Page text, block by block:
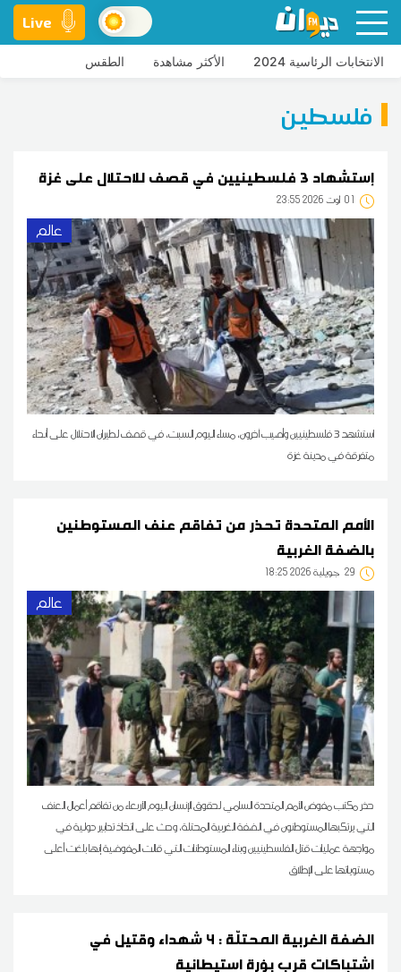
Live
الانتخابات الرئاسية 2024 الأكثر مشاهدة الطقس
فلسطين
إستشهاد 3 فلسطينيين في قصف للاحتلال على غزة
01 23:55 2026 أوت
عالم
استشهد 3 فلسطينيين وأصيب آخرون، مساء اليوم السبت، في قصف لطيران الاحتلال على أنحاء
متفرقة في مدينة غزة
الأمم المتحدة تحذر من تفاقم عنف المستوطنين
بالضفة الغربية
29 18:25 2026 جويلية
عالم
حذر مكتب مفوض الأمم المتحدة السامي لحقوق الإنسان اليوم الأربعاء من تفاقم أعمال العنف
التي يرتكبها المستوطنون في الضفة الغربية المحتلة، وحث على اتخاذ تدابير دولية في
مواجهة عمليات قتل الفلسطينيين وبناء المستوطنات التي قالت المفوضية إنها بلغت أعلى
مستوياتها على الإطلاق
الضفة الغربية المحتلّة : 4 شهداء وقتيل في
اشتباكات قرب بؤرة استيطانية